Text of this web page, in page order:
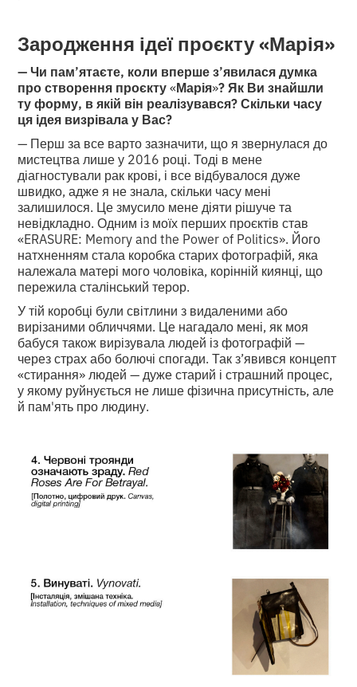
Зародження ідеї проєкту «Марія»
— Чи пам’ятаєте, коли вперше з’явилася думка
про створення проєкту«Марія»? Як Ви знайшли
ту форму, в якій він реалізувався? Скільки часу
ця ідея визрівала у Вас?
— Перш за все варто зазначити, що я звернулася до
мистецтва лише у 2016 році. Тоді в мене
діагностували рак крові, і все відбувалося дуже
швидко, адже я не знала, скільки часу мені
залишилося. Це змусило мене діяти рішуче та
невідкладно. Одним із моїх перших проєктів став
«ERASURE: Memory and the Power of Politics». Його
натхненням стала коробка старих фотографій, яка
належала матері мого чоловіка, корінній киянці, що
пережила сталінський терор.
У тій коробці були світлини з видаленими або
вирізаними обличчями. Це нагадало мені, як моя
бабуся також вирізувала людей із фотографій —
через страх або болючі спогади. Так з’явився концепт
«стирання» людей — дуже старий і страшний процес,
у якому руйнується не лише фізична присутність, але
й пам'ять про людину.